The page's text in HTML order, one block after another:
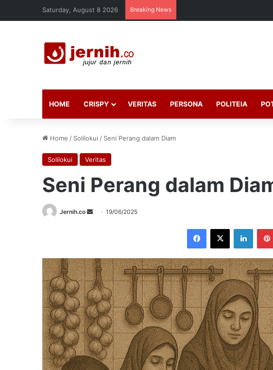
Saturday, August 8 2026 Breaking News
HOME CRISPY VERITAS PERSONA POLITEIA
Home / Solilokui / Seni Perang dalam Diam
Solilokui Veritas
Seni Perang dalam
Jernih.co
Send19/06/2025
Facebook
X